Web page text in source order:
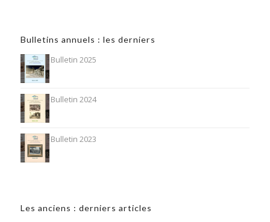
Bulletins annuels : les derniers
Bulletin 2025
Bulletin 2024
Bulletin 2023
Les anciens : derniers articles